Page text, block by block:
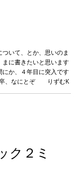
いて、とか、思いのま
まに書きたいと思います
か、４年目に突入です
、なにとぞ りずむK
ク２ミ